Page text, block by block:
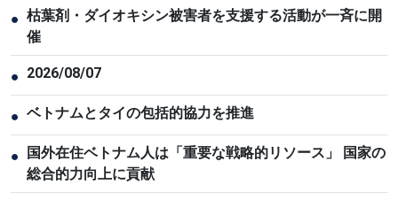
● 枯葉剤・ダイオキシン被害者を支援する活動が一斉に開
催
● 2026/08/07
● ベトナムとタイの包括的協力を推進
●
国外在住ベトナム人は「重要な戦略的リソース」 国家の
総合的力向上に貢献